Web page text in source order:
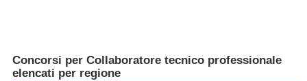
Concorsi per Collaboratore tecnico professionale
elencati per regione